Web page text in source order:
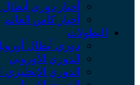
أخبار دوري أبطال
أخبار كأس العالم
البطولات
دوري أبطال أوروبا
الدوري الأوروبي
الدوري الإنجليزي